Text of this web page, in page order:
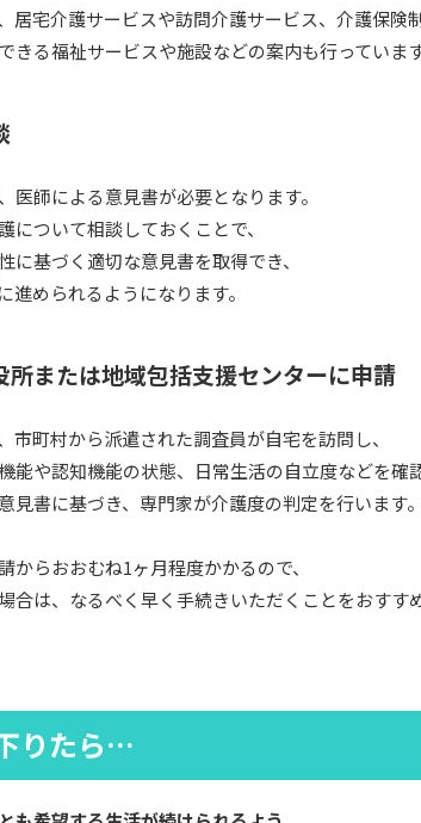
居宅介護サービスや訪問介護サービス、介護保険
きる福祉サービスや施設などの案内も行っています
医師による意見書が必要となります。
について相談しておくことで、
に基づく適切な意見書を取得でき、
進められるようになります。
所または地域包括支援センターに申請
市町村から派遣された調査員が自宅を訪問し、
能や認知機能の状態、日常生活の自立度などを確
見書に基づき、専門家が介護度の判定を行います。
からおおむね1ヶ月程度かかるので、
合は、なるべく早く手続きいただくことをおすす
りたら…